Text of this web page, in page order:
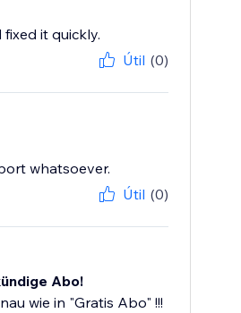
it quickly.
Útil (0)
whatsoever.
Útil (0)
Abo!
wie in "Gratis Abo" !!!